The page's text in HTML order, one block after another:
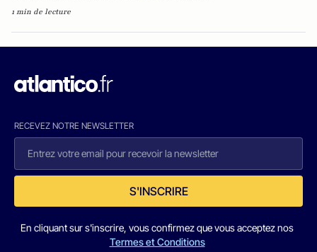
1 min de lecture
RECEVEZ NOTRE NEWSLETTER
S'INSCRIRE
En cliquant sur s'inscrire, vous confirmez que vous acceptez nos
Termes et Conditions